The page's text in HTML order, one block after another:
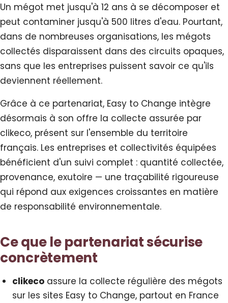
Un mégot met jusqu'à 12 ans à se décomposer et
peut contaminer jusqu'à 500 litres d'eau. Pourtant,
dans de nombreuses organisations, les mégots
collectés disparaissent dans des circuits opaques,
sans que les entreprises puissent savoir ce qu'ils
deviennent réellement.
Grâce à ce partenariat, Easy to Change intègre
désormais à son offre la collecte assurée par
clikeco, présent sur l'ensemble du territoire
français. Les entreprises et collectivités équipées
bénéficient d'un suivi complet : quantité collectée,
provenance, exutoire — une traçabilité rigoureuse
qui répond aux exigences croissantes en matière
de responsabilité environnementale.
Ce que le partenariat sécurise
concrètement
clikeco assure la collecte régulière des mégots
sur les sites Easy to Change, partout en France